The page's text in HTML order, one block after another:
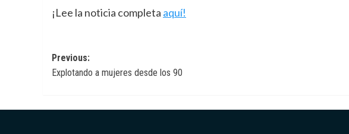
¡Lee la noticia completa aquí!
Navegación
de
Previous:
Explotando a mujeres desde los 90